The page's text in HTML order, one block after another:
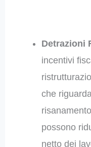
Detrazioni
incentivi
che
possono
netto dei